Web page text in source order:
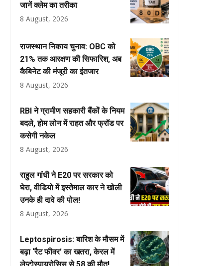
जानें क्लेम का तरीका
8 August, 2026
राजस्थान निकाय चुनाव: OBC को
21% तक आरक्षण की सिफारिश, अब
कैबिनेट की मंजूरी का इंतजार
8 August, 2026
RBI ने ग्रामीण सहकारी बैंकों के नियम
बदले, होम लोन में राहत और फ्रॉड पर
कसेगी नकेल
8 August, 2026
राहुल गांधी ने E20 पर सरकार को
घेरा, वीडियो में इस्तेमाल कार ने खोली
उनके ही दावे की पोल!
8 August, 2026
Leptospirosis: बारिश के मौसम में
बढ़ा ‘रैट फीवर’ का खतरा, केरल में